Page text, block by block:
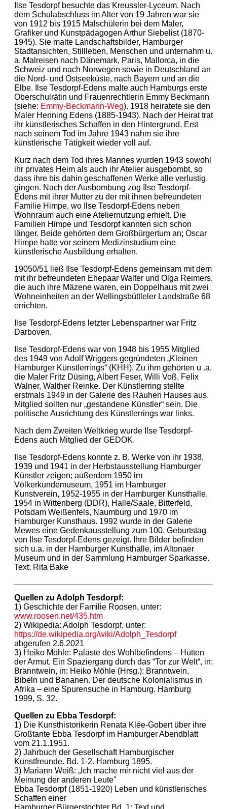
Ilse Tesdorpf besuchte das Kreussler-Lyceum. Nach
dem Schulabschluss im Alter von 19 Jahren war sie
von 1912 bis 1915 Malschülerin bei dem Maler,
Grafiker und Kunstpädagogen Arthur Siebelist (1870-
1945). Sie malte Landschaftsbilder, Hamburger
Stadtansichten, Stillleben, Menschen und unternahm u.
a. Malreisen nach Dänemark, Paris, Mallorca, in die
Schweiz und nach Norwegen sowie in Deutschland an
die Nord- und Ostseeküste, nach Bayern und an die
Elbe. Ilse Tesdorpf-Edens malte auch Hamburgs erste
Oberschulrätin und Frauenrechtlerin Emmy Beckmann
(siehe: Emmy-Beckmann-Weg). 1918 heiratete sie den
Maler Henning Edens (1885-1943). Nach der Heirat trat
ihr künstlerisches Schaffen in den Hintergrund. Erst
nach seinem Tod im Jahre 1943 nahm sie ihre
künstlerische Tätigkeit wieder voll auf.
Kurz nach dem Tod ihres Mannes wurden 1943 sowohl
ihr privates Heim als auch ihr Atelier ausgebombt, so
dass ihre bis dahin geschaffenen Werke alle verlustig
gingen. Nach der Ausbombung zog Ilse Tesdorpf-
Edens mit ihrer Mutter zu der mit ihnen befreundeten
Familie Himpe, wo Ilse Tesdorpf-Edens neben
Wohnraum auch eine Ateliernutzung erhielt. Die
Familien Himpe und Tesdorpf kannten sich schon
länger. Beide gehörten dem Großbürgertum an; Oscar
Himpe hatte vor seinem Medizinstudium eine
künstlerische Ausbildung erhalten.
19050/51 ließ Ilse Tesdorpf-Edens gemeinsam mit dem
mit ihr befreundeten Ehepaar Walter und Olga Reimers,
die auch ihre Mäzene waren, ein Doppelhaus mit zwei
Wohneinheiten an der Wellingsbüttleler Landstraße 68
errichten.
Ilse Tesdorpf-Edens letzter Lebenspartner war Fritz
Darboven.
Ilse Tesdorpf-Edens war von 1948 bis 1955 Mitglied
des 1949 von Adolf Wriggers gegründeten „Kleinen
Hamburger Künstlerrings“ (KHH). Zu ihm gehörten u .a.
die Maler Fritz Düsing, Albert Feser, Willi Voß, Felix
Walner, Walther Reinke. Der Künstlerring stellte
erstmals 1949 in der Galerie des Rauhen Hauses aus.
Mitglied sollten nur „gestandene Künstler“ sein. Die
politische Ausrichtung des Künstlerrings war links.
Nach dem Zweiten Weltkrieg wurde Ilse Tesdorpf-
Edens auch Mitglied der GEDOK.
Ilse Tesdorpf-Edens konnte z. B. Werke von ihr 1938,
1939 und 1941 in der Herbstausstellung Hamburger
Künstler zeigen; außerdem 1950 im
Völkerkundemuseum, 1951 im Hamburger
Kunstverein, 1952-1955 in der Hamburger Kunsthalle,
1954 in Wittenberg (DDR), Halle/Saale, Bitterfeld,
Potsdam Weißenfels, Naumburg und 1970 im
Hamburger Kunsthaus. 1992 wurde in der Galerie
Mewes eine Gedenkausstellung zum 100. Geburtstag
von Ilse Tesdorpf-Edens gezeigt. Ihre Bilder befinden
sich u.a. in der Hamburger Kunsthalle, im Altonaer
Museum und in der Sammlung Hamburger Sparkasse.
Text: Rita Bake
Quellen zu Adolph Tesdorpf:
1) Geschichte der Familie Roosen, unter:
www.roosen.net/435.htm
2) Wikipedia: Adolph Tesdorpf, unter:
https://de.wikipedia.org/wiki/Adolph_Tesdorpf
abgerufen 2.6.2021
3) Heiko Möhle: Paläste des Wohlbefindens – Hütten
der Armut. Ein Spaziergang durch das “Tor zur Welt“, in:
Branntwein, in: Heiko Möhle (Hrsg.): Branntwein,
Bibeln und Bananen. Der deutsche Kolonialismus in
Afrika – eine Spurensuche in Hamburg. Hamburg
1999, S. 32.
Quellen zu Ebba Tesdorpf:
1) Die Kunsthistorikerin Renata Klée-Gobert über ihre
Großtante Ebba Tesdorpf im Hamburger Abendblatt
vom 21.1.1951.
2) Jahrbuch der Gesellschaft Hamburgischer
Kunstfreunde. Bd. 1-2. Hamburg 1895.
3) Mariann Weiß: „Ich mache mir nicht viel aus der
Meinung der anderen Leute"
Ebba Tesdorpf (1851-1920) Leben und künstlerisches
Schaffen einer
Hamburger Bürgerstochter Bd. 1: Text und